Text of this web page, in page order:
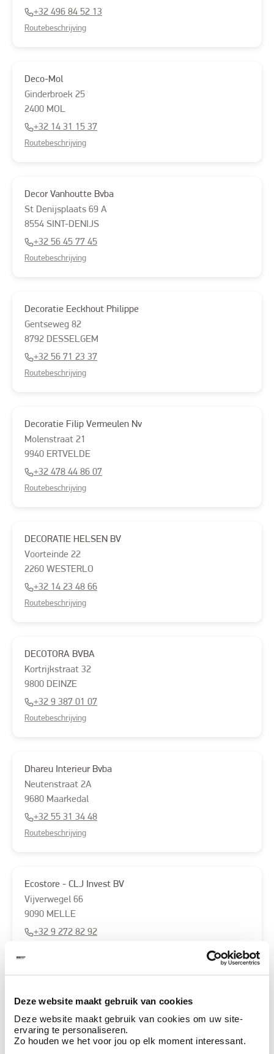
Deze website maakt gebruik van cookies
Deze website maakt gebruik van cookies om uw site-
ervaring te personaliseren.
Zo houden we het voor jou op elk moment interessant.
+32 496 84 52 13
Routebeschrijving
Deco-Mol
Ginderbroek 25
2400 MOL
+32 14 31 15 37
Routebeschrijving
Decor Vanhoutte Bvba
St Denijsplaats 69 A
8554 SINT-DENIJS
+32 56 45 77 45
Routebeschrijving
Decoratie Eeckhout Philippe
Gentseweg 82
8792 DESSELGEM
+32 56 71 23 37
Routebeschrijving
Decoratie Filip Vermeulen Nv
Molenstraat 21
9940 ERTVELDE
+32 478 44 86 07
Routebeschrijving
DECORATIE HELSEN BV
Voorteinde 22
2260 WESTERLO
+32 14 23 48 66
Routebeschrijving
DECOTORA BVBA
Kortrijkstraat 32
9800 DEINZE
+32 9 387 01 07
Routebeschrijving
Dhareu Interieur Bvba
Neutenstraat 2A
9680 Maarkedal
+32 55 31 34 48
Routebeschrijving
Ecostore - CLJ Invest BV
Vijverwegel 66
9090 MELLE
+32 9 272 82 92
Filez Schilder-Deco We
Leeuwerikenstraat
8770 INGELMUNSTER
+32 475 61 09 94